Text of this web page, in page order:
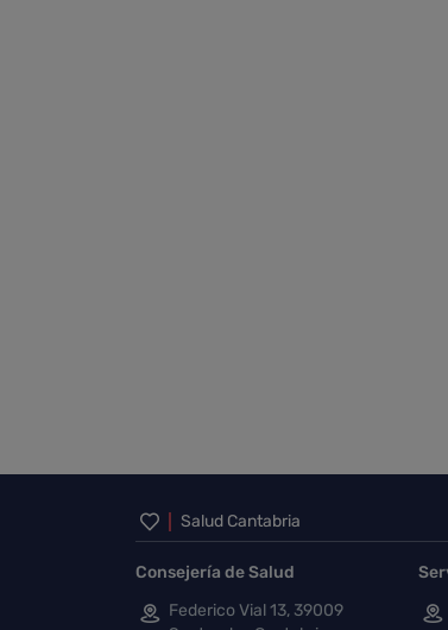
Inicio del pie de
Salud Cantabria
Consejería de Salud
Federico Vial 13, 39009